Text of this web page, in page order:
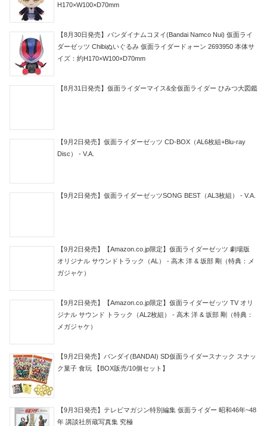
H170×W100×D70mm
【8月30日発売】バンダイナムコヌイ(Bandai Namco Nui) 仮面ライ
ダーゼッツ Chibiぬいぐるみ 仮面ライダードォーン 2693950 本体サ
イズ：約H170×W100×D70mm
【8月31日発売】仮面ライダーマイス&全仮面ライダー ひみつ大図鑑
【9月2日発売】仮面ライダーゼッツ CD-BOX（AL6枚組+Blu-ray
Disc） - V.A.
【9月2日発売】仮面ライダーゼッツSONG BEST（AL3枚組） - V.A.
【9月2日発売】【Amazon.co.jp限定】仮面ライダーゼッツ 劇場版
オリジナル サウンドトラック（AL） - 高木 洋 & 坂部 剛（特典：メ
ガジャケ）
【9月2日発売】【Amazon.co.jp限定】仮面ライダーゼッツ TV オリ
ジナル サウンド トラック（AL2枚組） - 高木 洋 & 坂部 剛（特典：
メガジャケ）
【9月2日発売】バンダイ(BANDAI) SD仮面ライダースナック スナッ
ク菓子 食玩 【BOX販売/10個セット】
【9月3日発売】テレビマガジン特別編集 仮面ライダー 昭和46年~48
年 講談社所蔵写真集 究極